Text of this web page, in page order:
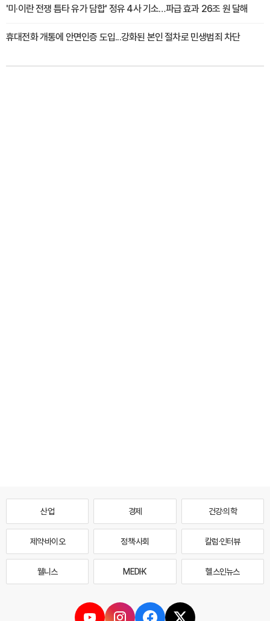
'미·이란 전쟁 틈타 유가 담합' 정유 4사 기소…파급 효과 26조 원 달해
휴대전화 개통에 안면인증 도입...강화된 본인 절차로 민생범죄 차단
산업 경제 건강·의학
제약·바이오 정책·사회 칼럼·인터뷰
웰니스 MEDI·K 헬스인뉴스